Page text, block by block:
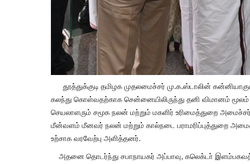
தூத்துக்குடி தமிழக முதலமைச்சர் மு.க.ஸ்டாலின்
கலந்து கொள்வதற்காக சென்னையிலிருந்து தனி விமானம்
செயலாளரும் சமூக நலன் மற்றும் மகளிர் உரிமைத்துறை
மீன்வளம் மீனவர் நலன் மற்றும் கால்நடை பராமரிப்புத்துறை
உற்சாக வரவேற்பு அளித்தனர்.
அதனை தொடர்ந்து சபாநாயகர் அப்பாவு, கலெக்டா்